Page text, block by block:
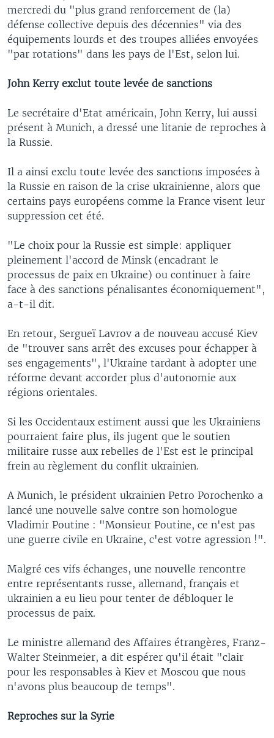
mercredi du "plus grand renforcement de (la)
défense collective depuis des décennies" via des
équipements lourds et des troupes alliées envoyées
"par rotations" dans les pays de l'Est, selon lui.
John Kerry exclut toute levée de sanctions
Le secrétaire d'Etat américain, John Kerry, lui aussi
présent à Munich, a dressé une litanie de reproches à
la Russie.
Il a ainsi exclu toute levée des sanctions imposées à
la Russie en raison de la crise ukrainienne, alors que
certains pays européens comme la France visent leur
suppression cet été.
"Le choix pour la Russie est simple: appliquer
pleinement l'accord de Minsk (encadrant le
processus de paix en Ukraine) ou continuer à faire
face à des sanctions pénalisantes économiquement",
a-t-il dit.
En retour, Sergueï Lavrov a de nouveau accusé Kiev
de "trouver sans arrêt des excuses pour échapper à
ses engagements", l'Ukraine tardant à adopter une
réforme devant accorder plus d'autonomie aux
régions orientales.
Si les Occidentaux estiment aussi que les Ukrainiens
pourraient faire plus, ils jugent que le soutien
militaire russe aux rebelles de l'Est est le principal
frein au règlement du conflit ukrainien.
A Munich, le président ukrainien Petro Porochenko a
lancé une nouvelle salve contre son homologue
Vladimir Poutine : "Monsieur Poutine, ce n'est pas
une guerre civile en Ukraine, c'est votre agression !".
Malgré ces vifs échanges, une nouvelle rencontre
entre représentants russe, allemand, français et
ukrainien a eu lieu pour tenter de débloquer le
processus de paix.
Le ministre allemand des Affaires étrangères, Franz-
Walter Steinmeier, a dit espérer qu'il était "clair
pour les responsables à Kiev et Moscou que nous
n'avons plus beaucoup de temps".
Reproches sur la Syrie